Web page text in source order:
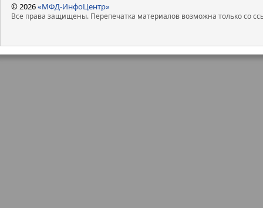
© 2026«МФД-ИнфоЦентр»
Все права защищены. Перепечатка материалов возможна только со